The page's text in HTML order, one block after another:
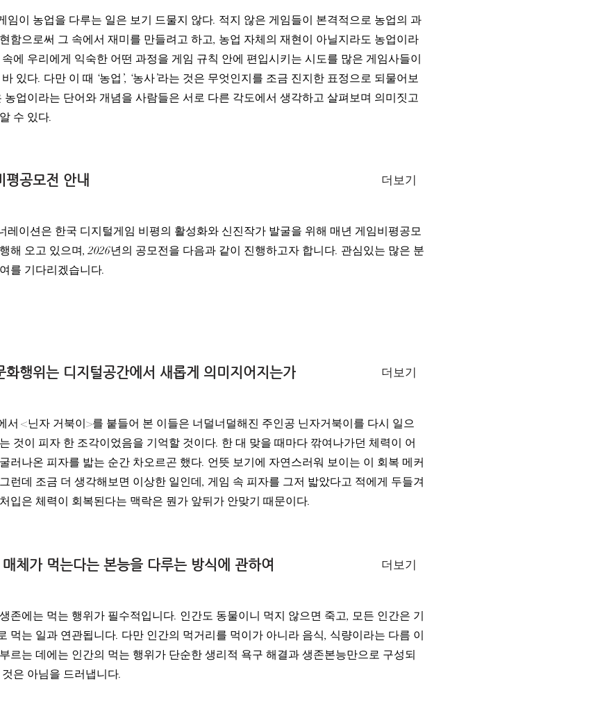
임이 농업을 다루는 일은 보기 드물지 않다. 적지 않은 게임들이 본격적으로 농업의 과
함으로써 그 속에서 재미를 만들려고 하고, 농업 자체의 재현이 아닐지라도 농업이라
에 우리에게 익숙한 어떤 과정을 게임 규칙 안에 편입시키는 시도를 많은 게임사들이
있다. 다만 이 때 ‘농업’, ‘농사’라는 것은 무엇인지를 조금 진지한 표정으로 되물어보
농업이라는 단어와 개념을 사람들은 서로 다른 각도에서 생각하고 살펴보며 의미짓고
수 있다.
더보기
공모전 안내
레이션은 한국 디지털게임 비평의 활성화와 신진작가 발굴을 위해 매년 게임비평공모
해 오고 있으며, 2026년의 공모전을 다음과 같이 진행하고자 합니다. 관심있는 많은 분
를 기다리겠습니다.
더보기
행위는 디지털공간에서 새롭게 의미지어지는가
서 <닌자 거북이>를 붙들어 본 이들은 너덜너덜해진 주인공 닌자거북이를 다시 일으
것이 피자 한 조각이었음을 기억할 것이다. 한 대 맞을 때마다 깎여나가던 체력이 어
러나온 피자를 밟는 순간 차오르곤 했다. 언뜻 보기에 자연스러워 보이는 이 회복 메커
런데 조금 더 생각해보면 이상한 일인데, 게임 속 피자를 그저 밟았다고 적에게 두들겨
입은 체력이 회복된다는 맥락은 뭔가 앞뒤가 안맞기 때문이다.
더보기
체가 먹는다는 본능을 다루는 방식에 관하여
존에는 먹는 행위가 필수적입니다. 인간도 동물이니 먹지 않으면 죽고, 모든 인간은 기
먹는 일과 연관됩니다. 다만 인간의 먹거리를 먹이가 아니라 음식, 식량이라는 다름 이
르는 데에는 인간의 먹는 행위가 단순한 생리적 욕구 해결과 생존본능만으로 구성되
은 아님을 드러냅니다.